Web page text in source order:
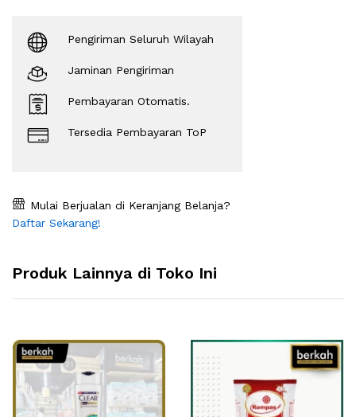
Pengiriman Seluruh Wilayah
Jaminan Pengiriman
Pembayaran Otomatis.
Tersedia Pembayaran ToP
Mulai Berjualan di Keranjang Belanja?
Daftar Sekarang!
Produk Lainnya di Toko Ini